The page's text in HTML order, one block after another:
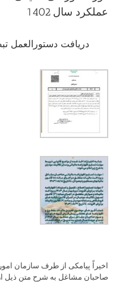
عملکرد سال 1402
دریافت دستورالعمل تبصره 100
اخیراً پیامکی از طرف سازمان
صاحبان مشاغل به شرح متن ذیل